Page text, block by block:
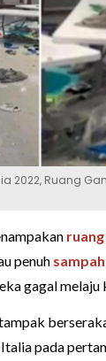
2022, Ruang
penuh sampah
gagal melaju
pada